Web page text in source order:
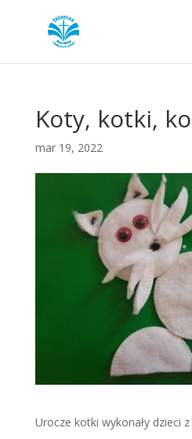
Koty, kotki,
mar 19, 2022
Urocze kotki wykonały dzieci